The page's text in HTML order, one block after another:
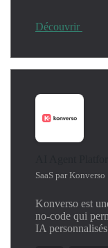
Découvrir
SaaS par Konverso
Konverso est
no-code qui
IA